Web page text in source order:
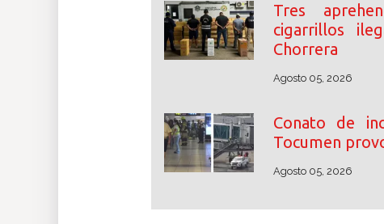
Tres
cigarrillos
Chorrera
Agosto 05, 2026
Conato de
Tocumen
Agosto 05, 2026